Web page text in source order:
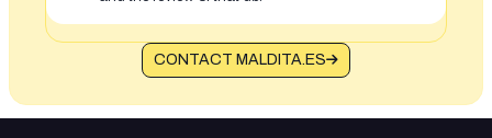
CONTACT MALDITA.ES